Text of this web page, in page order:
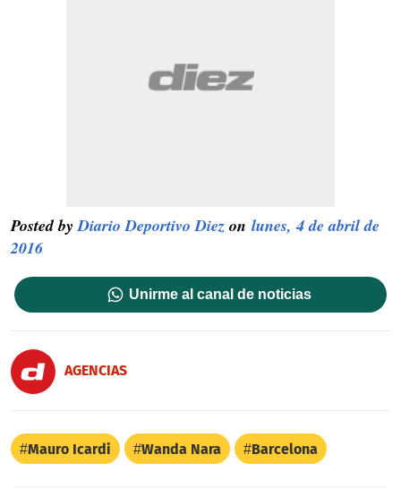
Posted byDiario Deportivo Diez on lunes, 4 de abril de
2016
Unirme al canal de noticias
AGENCIAS
Mauro Icardi Wanda Nara Barcelona